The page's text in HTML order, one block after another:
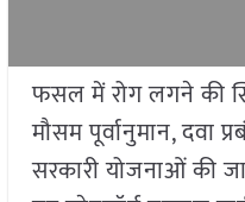
फसल में रोग लगने की
मौसम पूर्वानुमान, दवा
सरकारी योजनाओं की